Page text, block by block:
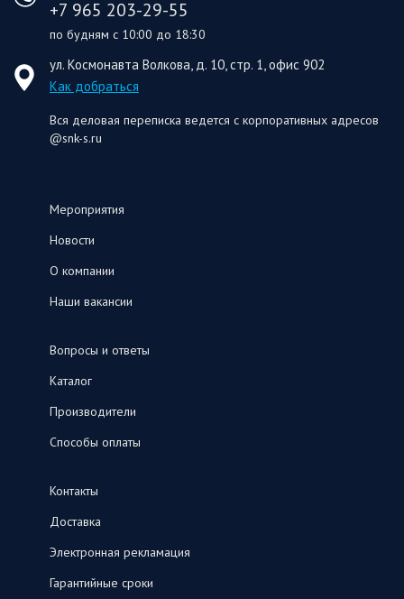
+7 965 203-29-55
по будням с 10:00 до 18:30
ул. Космонавта Волкова, д. 10, стр. 1, офис 902
Как добраться
Вся деловая переписка ведется с корпоративных адресов
@snk-s.ru
Мероприятия
Новости
О компании
Наши вакансии
Вопросы и ответы
Каталог
Производители
Способы оплаты
Контакты
Доставка
Электронная рекламация
Гарантийные сроки